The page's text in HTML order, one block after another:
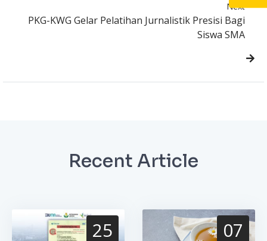
Next
PKG-KWG Gelar Pelatihan Jurnalistik Presisi Bagi
Siswa SMA
Recent Article
25 07